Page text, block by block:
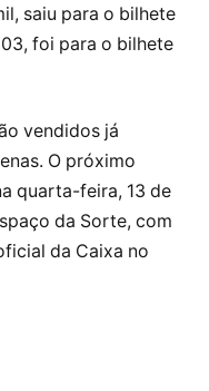
saiu para o bilhete
foi para o bilhete
vendidos já
O próximo
quarta-feira, 13 de
da Sorte, com
da Caixa no